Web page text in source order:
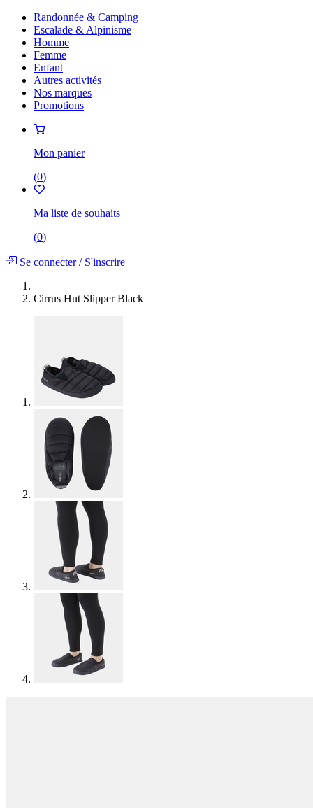
Randonnée & Camping
Escalade & Alpinisme
Homme
Femme
Enfant
Autres activités
Nos marques
Promotions
Mon panier
(0)
Ma liste de souhaits
(0)
Se connecter/S'inscrire
Cirrus Hut Slipper Black